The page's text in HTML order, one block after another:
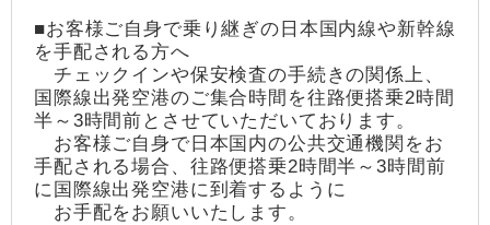
■お客様ご自身で乗り継ぎの日本国内線や新幹線
を手配される方へ
チェックインや保安検査の手続きの関係上、
国際線出発空港のご集合時間を往路便搭乗2時間
半～3時間前とさせていただいております。
お客様ご自身で日本国内の公共交通機関をお
手配される場合、往路便搭乗2時間半～3時間前
に国際線出発空港に到着するように
お手配をお願いいたします。